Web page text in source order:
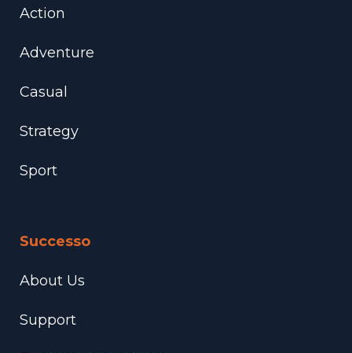
Action
Adventure
Casual
Strategy
Sport
Successo
About Us
Support